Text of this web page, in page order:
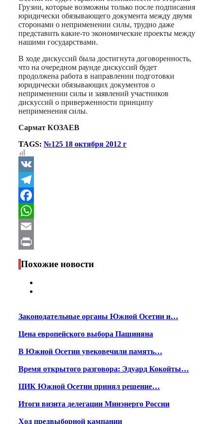
Грузии, которые возможны только после подписания
юридически обязывающего документа между двумя
сторонами о неприменении силы, трудно даже
представить какие-то экономические проекты между
нашими государствами.
В ходе дискуссий была достигнута договоренность,
что на очередном раунде дискуссий будет
продолжена работа в направлении подготовки
юридически обязывающих документов о
неприменении силы и заявлений участников
дискуссий о приверженности принципу
неприменения силы.
Сармат КОЗАЕВ
TAGS: №125 18 октября 2012 г
VK
Telegram
Facebook
WhatsApp
Email
Print
Похожие новости
Законодательные органы Южной Осетии и…
Цена европейского выбора Пашиняна
В Южной Осетии увековечили память…
Время открытого разговора: Эдуард Кокойты…
ЦИК Южной Осетии принял решение…
Итоги визита делегации Минэнерго России
Ход предвыборной кампании